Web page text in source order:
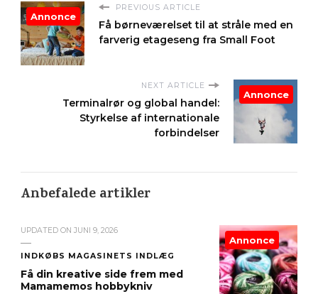
PREVIOUS ARTICLE
Få børneværelset til at stråle med en
farverig etageseng fra Small Foot
Annonce
NEXT ARTICLE
Terminalrør og global handel:
Styrkelse af internationale
forbindelser
Annonce
Anbefalede artikler
UPDATED ON JUNI 9, 2026
INDKØBS MAGASINETS INDLÆG
Få din kreative side frem med
Mamamemos hobbykniv
Annonce